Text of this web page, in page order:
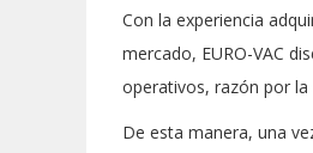
Con la experiencia
mercado, EURO-VAC
operativos, razón por la
De esta manera, una